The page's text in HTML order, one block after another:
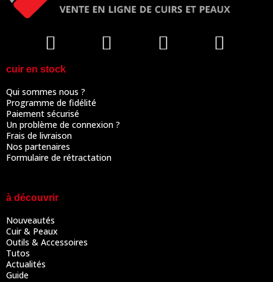
cuir en stock
Qui sommes nous ?
Programme de fidélité
Paiement sécurisé
Un problème de connexion ?
Frais de livraison
Nos partenaires
Formulaire de rétractation
à découvrir
Nouveautés
Cuir & Peaux
Outils & Accessoires
Tutos
Actualités
Guide